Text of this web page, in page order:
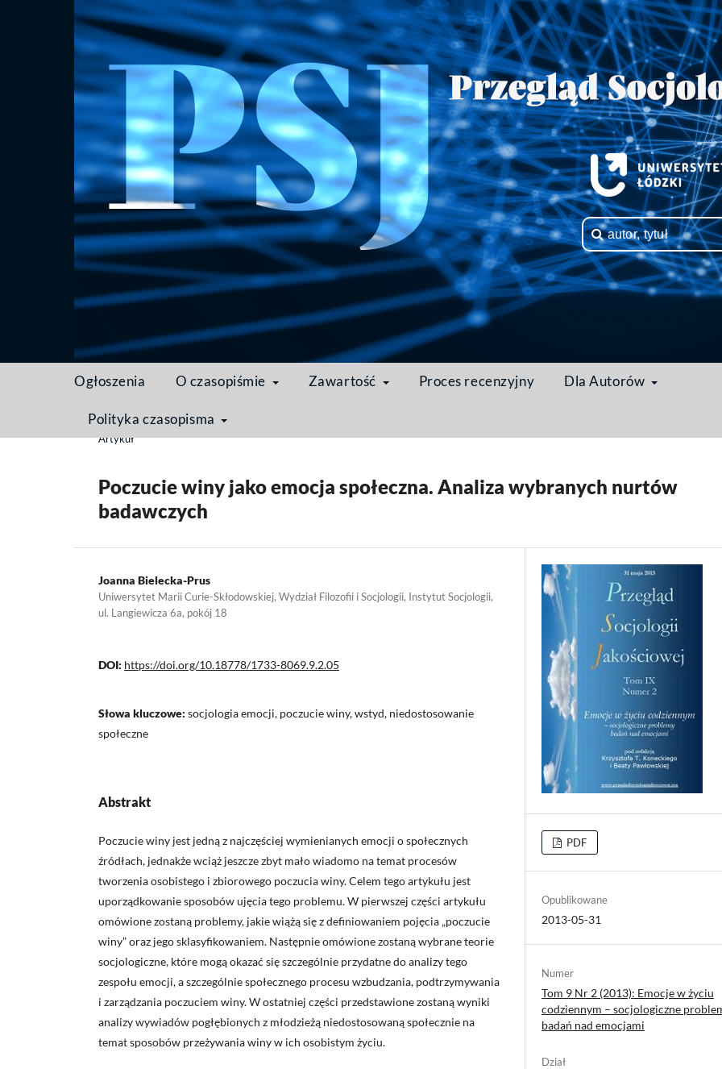
Ogłoszenia O czasopiśmie Zawartość Proces recenzyjny Dla Autorów
Polityka czasopisma
Strona domowa / Archiwum
Artykuł
Poczucie winy jako emocja społeczna. Analiza wybranych nurtów
badawczych
Joanna Bielecka-Prus
Uniwersytet Marii Curie-Skłodowskiej, Wydział Filozofii i Socjologii, Instytut Socjologii,
ul. Langiewicza 6a, pokój 18
DOI: https://doi.org/10.18778/1733-8069.9.2.05
Słowa kluczowe: socjologia emocji, poczucie winy, wstyd, niedostosowanie
społeczne
Abstrakt
Poczucie winy jest jedną z najczęściej wymienianych emocji o społecznych
źródłach, jednakże wciąż jeszcze zbyt mało wiadomo na temat procesów
tworzenia osobistego i zbiorowego poczucia winy. Celem tego artykułu jest
uporządkowanie sposobów ujęcia tego problemu. W pierwszej części artykułu
omówione zostaną problemy, jakie wiążą się z definiowaniem pojęcia „poczucie
winy” oraz jego sklasyfikowaniem. Następnie omówione zostaną wybrane teorie
socjologiczne, które mogą okazać się szczególnie przydatne do analizy tego
zespołu emocji, a szczególnie społecznego procesu wzbudzania, podtrzymywania
i zarządzania poczuciem winy. W ostatniej części przedstawione zostaną wyniki
analizy wywiadów pogłębionych z młodzieżą niedostosowaną społecznie na
temat sposobów przeżywania winy w ich osobistym życiu.
PDF
Opublikowane
2013-05-31
Numer
Tom 9 Nr 2 (2013): Emocje w życiu
codziennym – socjologiczne
badań nad emocjami
Dział